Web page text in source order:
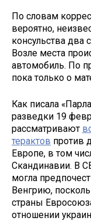
По словам
вероятно,
консульства два
Возле места
автомобиль. По
пока только о
Как писала
разведки 19
рассматривают
терактов против
Европе, в том
Скандинавии. В
могла
Венгрию,
страны
отношении